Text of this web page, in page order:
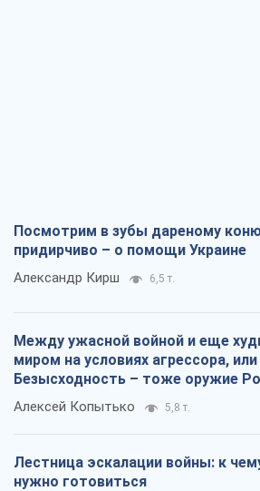
Посмотрим в зубы дареному
придирчиво – о помощи Украине
Александр Кирш 6,5 т.
Между ужасной войной и еще
миром на условиях агрессора, или
Безысходность – тоже оружие
Алексей Копытько 5,8 т.
Лестница эскалации войны: к
нужно готовиться